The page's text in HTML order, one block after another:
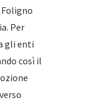
Foligno
Per
gli enti
così il